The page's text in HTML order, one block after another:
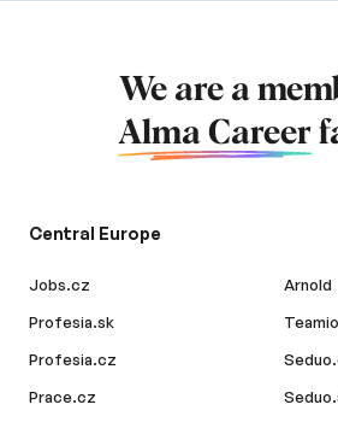
We are a
Alma Career
Central Europe
Jobs.cz
Profesia.sk
Profesia.cz
Prace.cz
Arnold
Teamio